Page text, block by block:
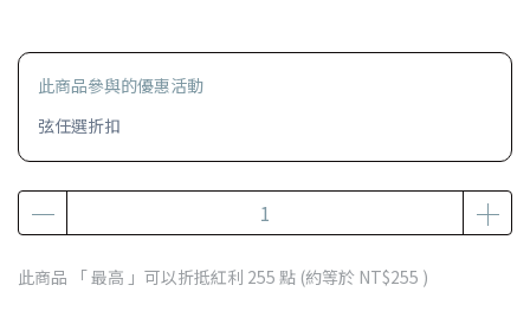
此商品參與的優惠活動
弦任選折扣
此商品 「 最高 」可以折抵紅利 255 點 (約等於 NT$255 )